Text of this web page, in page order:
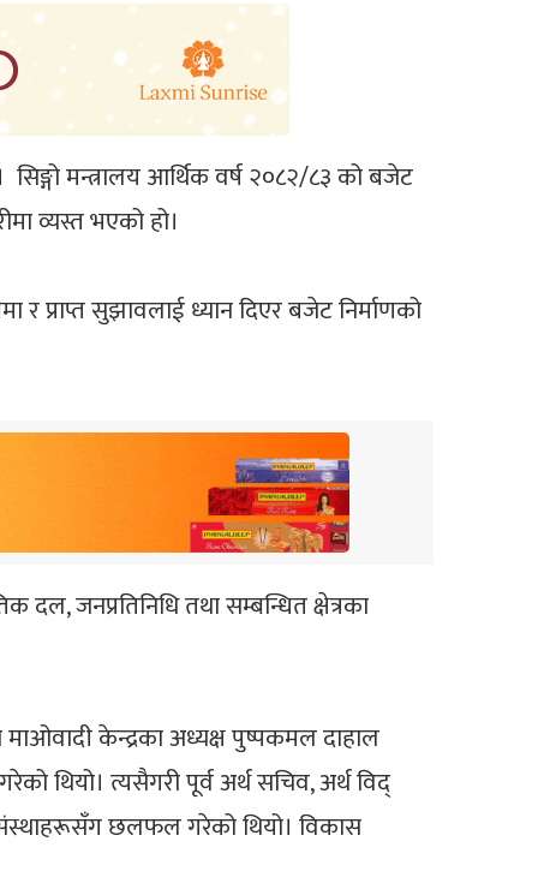
सिङ्गो मन्त्रालय आर्थिक वर्ष २०८२/८३ को बजेट
व्यस्त भएको हो।
प्राप्त सुझावलाई ध्यान दिएर बजेट निर्माणको
दल, जनप्रतिनिधि तथा सम्बन्धित क्षेत्रका
माओवादी केन्द्रका अध्यक्ष पुष्पकमल दाहाल
थियो। त्यसैगरी पूर्व अर्थ सचिव, अर्थ विद्
छलफल गरेको थियो। विकास